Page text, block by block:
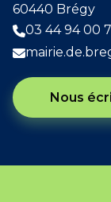
60440 Brégy
03 44 94 00
Nous